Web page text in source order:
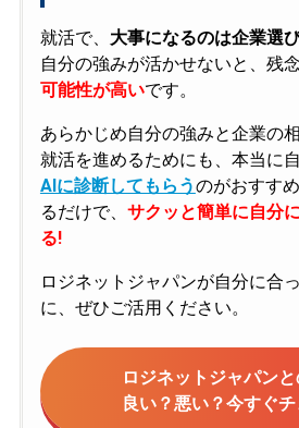
就活で、 大事になるのは企業選
自分の強みが活かせないと、残
可能性が高いです。
あらかじめ自分の強みと企業の
就活を進めるためにも、本当に
AIに診断してもらうのがおすす
るだけで、 サクッと簡単に自分
る!
ロジネットジャパンが自分に合
に、ぜひご活用ください。
ロジネットジャパン
良い？悪い？今すぐチ